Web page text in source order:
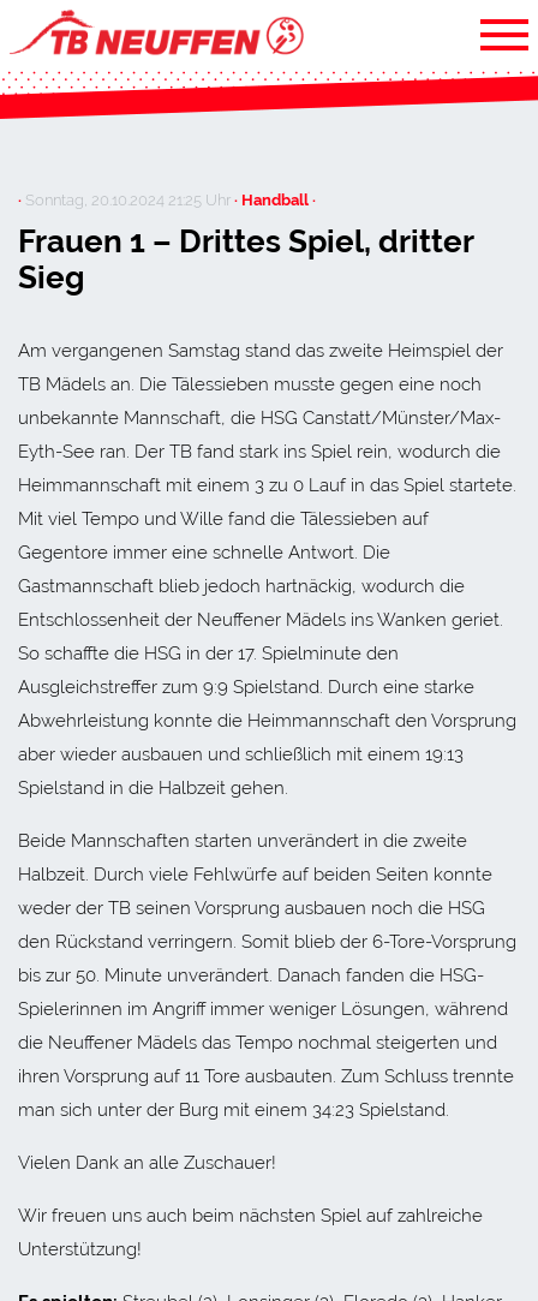
· Sonntag, 20.10.2024 21:25 Uhr· Handball ·
Frauen 1 – Drittes Spiel, dritter
Sieg
Am vergangenen Samstag stand das zweite Heimspiel der
TB Mädels an. Die Tälessieben musste gegen eine noch
unbekannte Mannschaft, die HSG Canstatt/Münster/Max-
Eyth-See ran. Der TB fand stark ins Spiel rein, wodurch die
Heimmannschaft mit einem 3 zu 0 Lauf in das Spiel startete.
Mit viel Tempo und Wille fand die Tälessieben auf
Gegentore immer eine schnelle Antwort. Die
Gastmannschaft blieb jedoch hartnäckig, wodurch die
Entschlossenheit der Neuffener Mädels ins Wanken geriet.
So schaffte die HSG in der 17. Spielminute den
Ausgleichstreffer zum 9:9 Spielstand. Durch eine starke
Abwehrleistung konnte die Heimmannschaft den Vorsprung
aber wieder ausbauen und schließlich mit einem 19:13
Spielstand in die Halbzeit gehen.
Beide Mannschaften starten unverändert in die zweite
Halbzeit. Durch viele Fehlwürfe auf beiden Seiten konnte
weder der TB seinen Vorsprung ausbauen noch die HSG
den Rückstand verringern. Somit blieb der 6-Tore-Vorsprung
bis zur 50. Minute unverändert. Danach fanden die HSG-
Spielerinnen im Angriff immer weniger Lösungen, während
die Neuffener Mädels das Tempo nochmal steigerten und
ihren Vorsprung auf 11 Tore ausbauten. Zum Schluss trennte
man sich unter der Burg mit einem 34:23 Spielstand.
Vielen Dank an alle Zuschauer!
Wir freuen uns auch beim nächsten Spiel auf zahlreiche
Unterstützung!